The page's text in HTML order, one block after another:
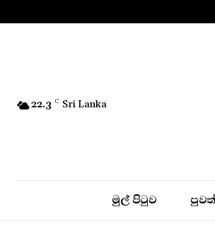
22.3 C Sri Lanka
මුල් පිටුව පුවත්